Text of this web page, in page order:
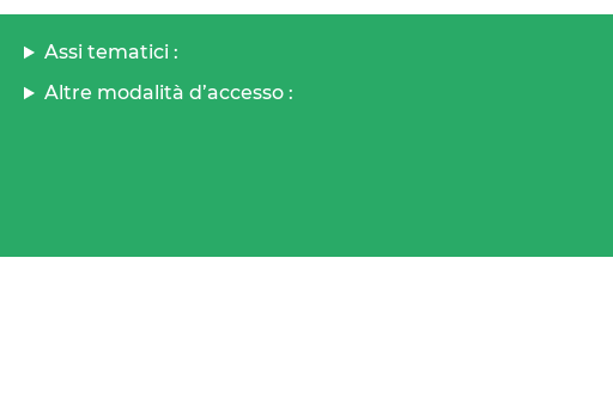
Assi tematici :
Altre modalità d’accesso :